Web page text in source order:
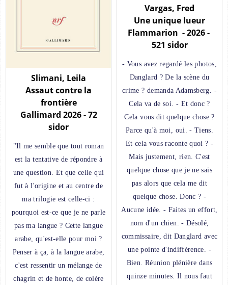
Vargas, Fred
Une unique lueur
Flammarion - 2026 -
521 sidor
- Vous avez regardé les photos,
Danglard ? De la scène du
crime ? demanda Adamsberg. -
Cela va de soi. - Et donc ?
Cela vous dit quelque chose ?
Parce qu'à moi, oui. - Tiens.
Et cela vous raconte quoi ? -
Mais justement, rien. C'est
quelque chose que je ne sais
pas alors que cela me dit
quelque chose. Donc ? -
Aucune idée. - Faites un effort,
nom d'un chien. - Désolé,
commissaire, dit Danglard avec
une pointe d'indifférence. -
Bien. Réunion plénière dans
quinze minutes. Il nous faut
Slimani, Leila
Assaut contre la
frontière
Gallimard 2026 - 72
sidor
"Il me semble que tout roman
est la tentative de répondre à
une question. Et que celle qui
fut à l'origine et au centre de
ma trilogie est celle-ci :
pourquoi est-ce que je ne parle
pas ma langue ? Cette langue
arabe, qu'est-elle pour moi ?
Penser à ça, à la langue arabe,
c'est ressentir un mélange de
chagrin et de honte, de colère